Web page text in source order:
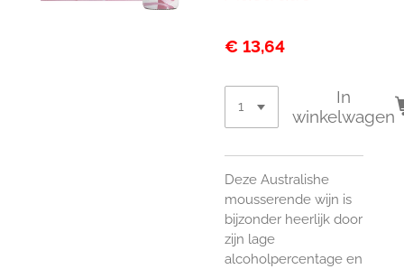
€ 13,64
In
winkelwagen
Deze Australishe
mousserende wijn is
bijzonder heerlijk door
zijn lage
alcoholpercentage en